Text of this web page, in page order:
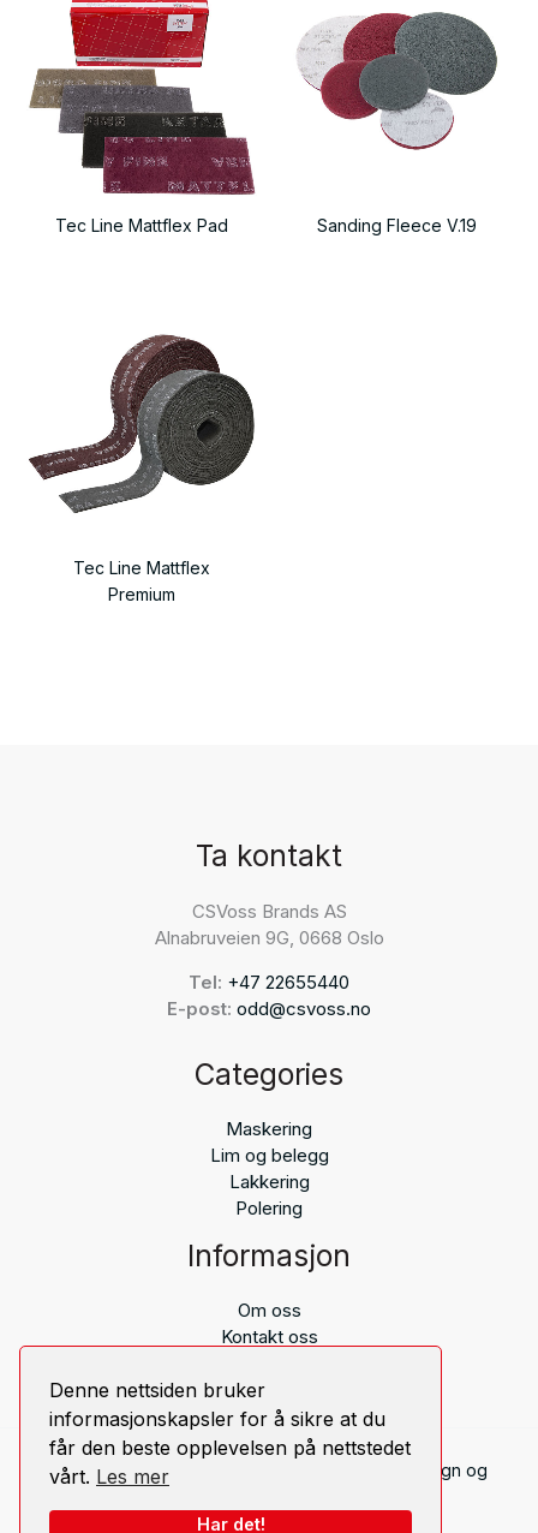
Denne nettsiden bruker
informasjonskapsler for å sikre at du
får den beste opplevelsen på nettstedet
vårt. Les mer
Har det!
Tec Line Mattflex Pad Sanding Fleece V.19
Tec Line Mattflex
Premium
Ta kontakt
CSVoss Brands AS
Alnabruveien 9G, 0668 Oslo
Tel: +47 22655440
E-post: odd@csvoss.no
Categories
Maskering
Lim og belegg
Lakkering
Polering
Informasjon
Om oss
Kontakt oss
Copyright © 2026 CS Voss Brands AS. | Webdesign og